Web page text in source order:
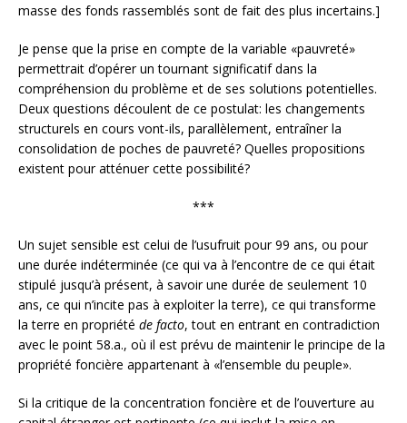
masse des fonds rassemblés sont de fait des plus incertains.]
Je pense que la prise en compte de la variable «pauvreté»
permettrait d’opérer un tournant significatif dans la
compréhension du problème et de ses solutions potentielles.
Deux questions découlent de ce postulat: les changements
structurels en cours vont-ils, parallèlement, entraîner la
consolidation de poches de pauvreté? Quelles propositions
existent pour atténuer cette possibilité?
***
Un sujet sensible est celui de l’usufruit pour 99 ans, ou pour
une durée indéterminée (ce qui va à l’encontre de ce qui était
stipulé jusqu’à présent, à savoir une durée de seulement 10
ans, ce qui n’incite pas à exploiter la terre), ce qui transforme
la terre en propriété de facto, tout en entrant en contradiction
avec le point 58.a., où il est prévu de maintenir le principe de la
propriété foncière appartenant à «l’ensemble du peuple».
Si la critique de la concentration foncière et de l’ouverture au